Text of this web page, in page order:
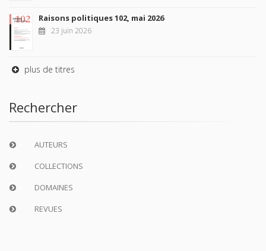
Raisons politiques 102, mai 2026
23 juin 2026
plus de titres
Rechercher
AUTEURS
COLLECTIONS
DOMAINES
REVUES